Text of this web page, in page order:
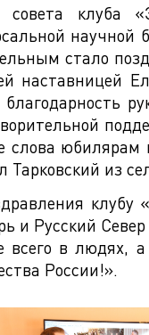
совета клуба
научной
стало
наставницей
благодарность
слова юбилярам
Тарковский из
клубу
и Русский
всего в людях,
России!».